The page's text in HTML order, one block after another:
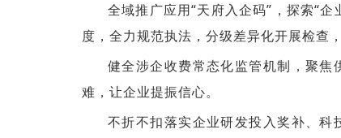
全域推广应用“天府入企码”，探索“
度，全力规范执法，分级差异化开展检查
健全涉企收费常态化监管机制，聚
难，让企业提振信心。
不折不扣落实企业研发投入奖补、